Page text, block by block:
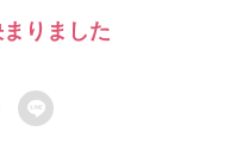
りました
